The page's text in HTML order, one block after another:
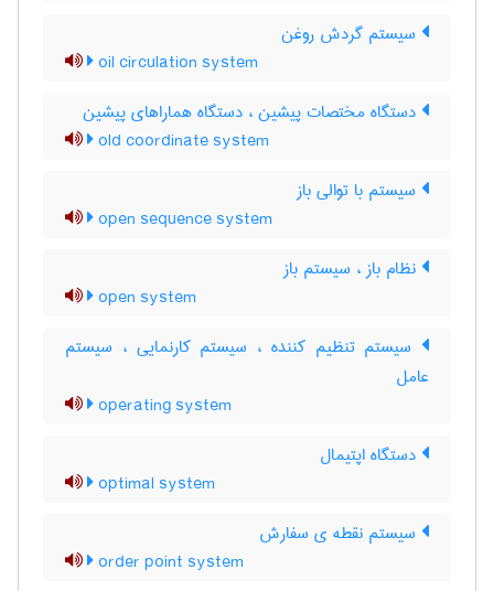
سیستم گردش روغن
oil circulation system
دستگاه مختصات پیشین ، دستگاه هماراهای پیشین
old coordinate system
سیستم با توالی باز
open sequence system
نظام باز ، سیستم باز
open system
سیستم تنظیم کننده ، سیستم کارنمایی ، سیستم
عامل
operating system
دستگاه اپتیمال
optimal system
سیستم نقطه ی سفارش
order point system